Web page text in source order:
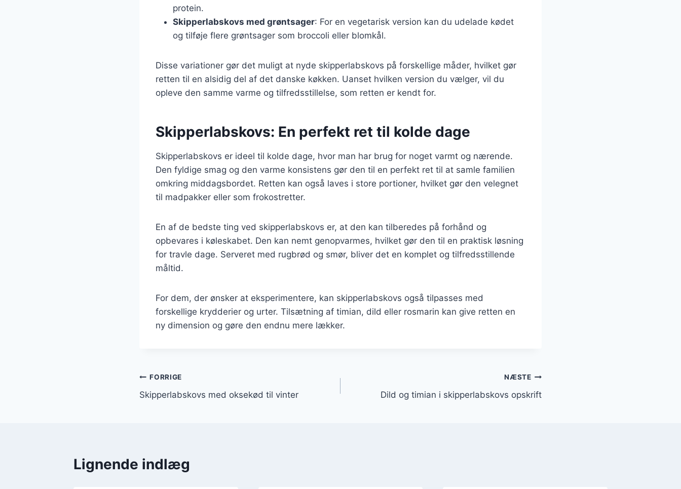
protein.
Skipperlabskovs med grøntsager: For en vegetarisk version kan du udelade kødet
og tilføje flere grøntsager som broccoli eller blomkål.
Disse variationer gør det muligt at nyde skipperlabskovs på forskellige måder, hvilket gør
retten til en alsidig del af det danske køkken. Uanset hvilken version du vælger, vil du
opleve den samme varme og tilfredsstillelse, som retten er kendt for.
Skipperlabskovs: En perfekt ret til kolde dage
Skipperlabskovs er ideel til kolde dage, hvor man har brug for noget varmt og nærende.
Den fyldige smag og den varme konsistens gør den til en perfekt ret til at samle familien
omkring middagsbordet. Retten kan også laves i store portioner, hvilket gør den velegnet
til madpakker eller som frokostretter.
En af de bedste ting ved skipperlabskovs er, at den kan tilberedes på forhånd og
opbevares i køleskabet. Den kan nemt genopvarmes, hvilket gør den til en praktisk løsning
for travle dage. Serveret med rugbrød og smør, bliver det en komplet og tilfredsstillende
måltid.
For dem, der ønsker at eksperimentere, kan skipperlabskovs også tilpasses med
forskellige krydderier og urter. Tilsætning af timian, dild eller rosmarin kan give retten en
ny dimension og gøre den endnu mere lækker.
Indlægsnavigation
FORRIGE
Skipperlabskovs med oksekød til vinter
NÆSTE
Dild og timian i skipperlabskovs opskrift
Lignende indlæg